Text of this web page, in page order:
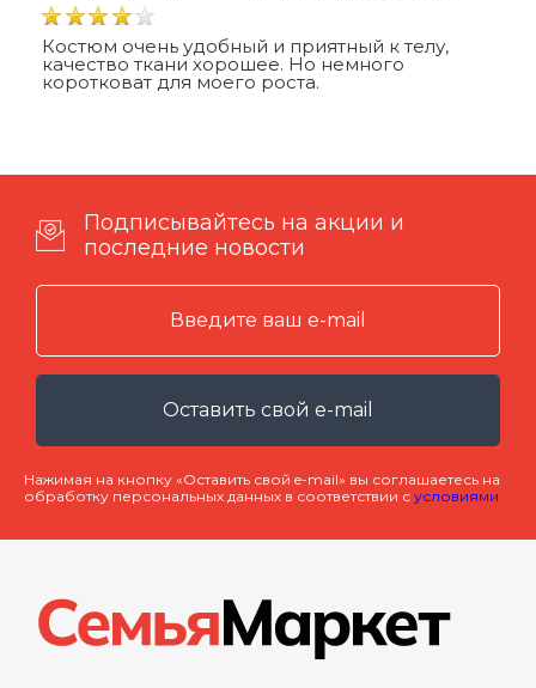
Костюм очень удобный и приятный к телу,
качество ткани хорошее. Но немного
коротковат для моего роста.
Подписывайтесь на акции и
последние новости
Оставить свой e-mail
Нажимая на кнопку «Оставить свой e-mail» вы соглашаетесь на
обработку персональных данных в соответствии с условиями